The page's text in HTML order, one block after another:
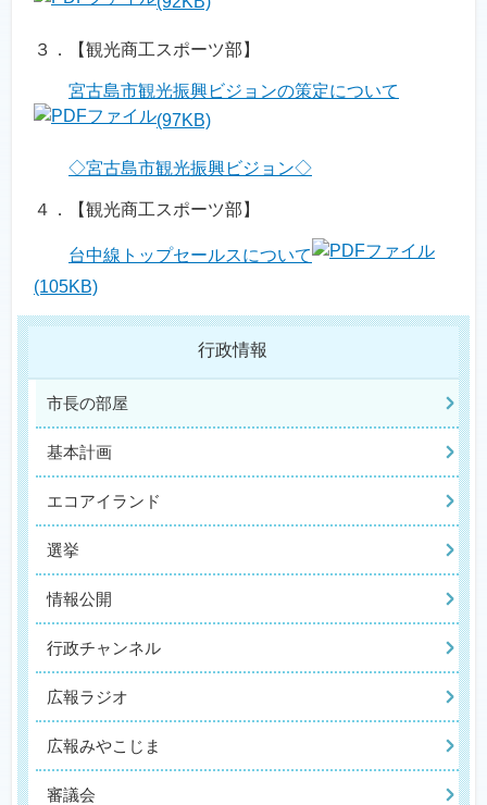
３．【観光商工スポーツ部】
宮古島市観光振興ビジョンの策定について
(97KB)
◇宮古島市観光振興ビジョン◇
４．【観光商工スポーツ部】
台中線トップセールスについて
(105KB)
行政情報
市長の部屋
基本計画
エコアイランド
選挙
情報公開
行政チャンネル
広報ラジオ
広報みやこじま
審議会